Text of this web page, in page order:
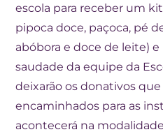
escola para receber um
pipoca doce, paçoca, pé
abóbora e doce de leite)
saudade da equipe da
deixarão os donativos
encaminhados para as
acontecerá na